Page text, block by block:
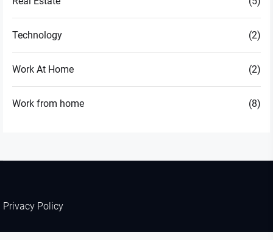
Technology (2)
Work At Home (2)
Work from home (8)
Privacy Policy